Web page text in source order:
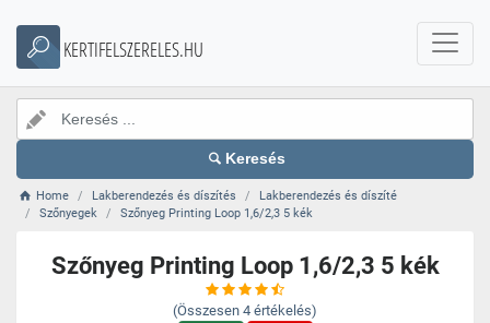
KERTIFELSZERELES.HU
Keresés
Home Lakberendezés és díszítés
Lakberendezés és díszíté
Szőnyegek
Szőnyeg Printing Loop 1,6/2,3 5 kék
Szőnyeg Printing Loop 1,6/2,3 5 kék
(Összesen 4 értékelés)